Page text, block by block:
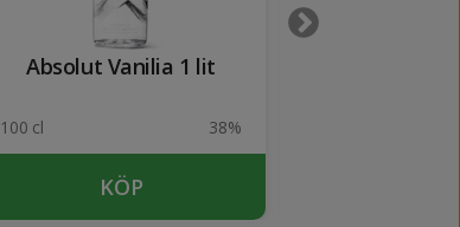
Absolut Vanilia 1 lit
100 cl 38%
KÖP